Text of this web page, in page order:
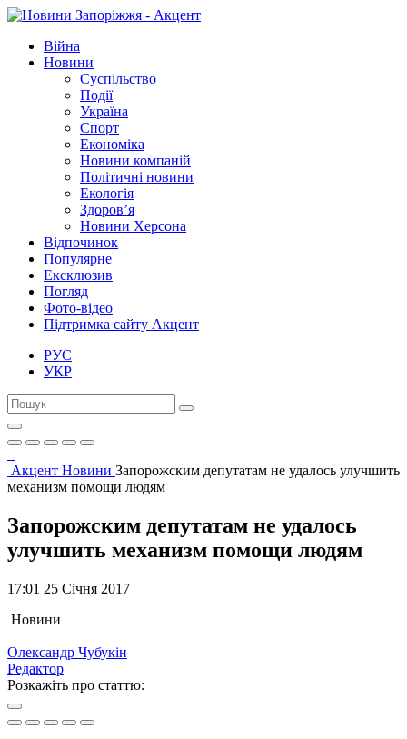
Війна
Новини
Суспільство
Події
Україна
Спорт
Економіка
Новини компаній
Політичні новини
Екологія
Здоров’я
Новини Херсона
Відпочинок
Популярне
Ексклюзив
Погляд
Фото-відео
Підтримка сайту Акцент
РУС
УКР
Акцент Новини Запорожским депутатам не удалось улучшить
механизм помощи людям
Запорожским депутатам не удалось
улучшить механизм помощи людям
17:01 25 Січня 2017
Новини
Олександр Чубукін
Редактор
Розкажіть про статтю: